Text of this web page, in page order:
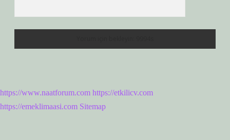
https://www.naatforum.com https://etkilicv.com
https://emeklimaasi.com Sitemap